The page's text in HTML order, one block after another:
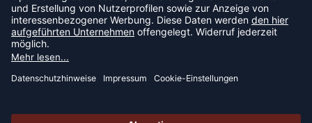
NEWSLETTER